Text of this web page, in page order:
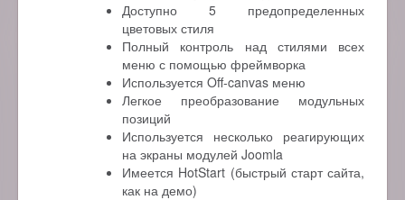
Доступно 5 предопределенных
цветовых стиля
Полный контроль над стилями всех
меню с помощью фреймворка
Используется Off-canvas меню
Легкое преобразование модульных
позиций
Используется несколько реагирующих
на экраны модулей Joomla
Имеется HotStart (быстрый старт сайта,
как на демо)